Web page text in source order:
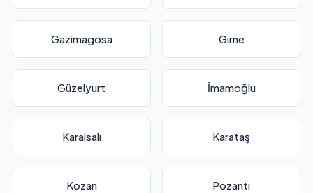
Gazimagosa Girne
Güzelyurt İmamoğlu
Karaisalı Karataş
Kozan Pozantı